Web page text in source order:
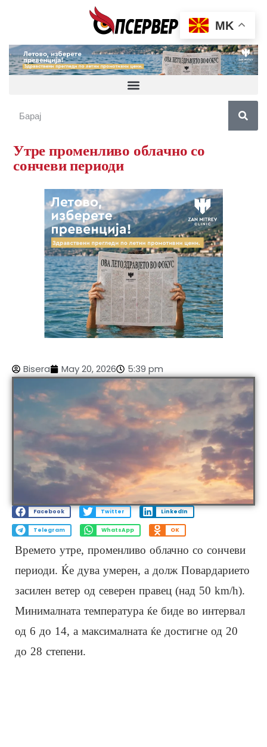
Утре променливо облачно со
сончеви периоди
Bisera May 20, 2026 5:39 pm
Facebook Twitter LinkedIn
Telegram WhatsApp OK
Врeмето утре, променливо облачно со сончеви
периоди. Ќе дува умерен, а долж Повардарието
засилен ветер од северен правец (над 50 km/h).
Минималната температура ќе биде во интервал
од 6 до 14, а максималната ќе достигне од 20
до 28 степени.
MK